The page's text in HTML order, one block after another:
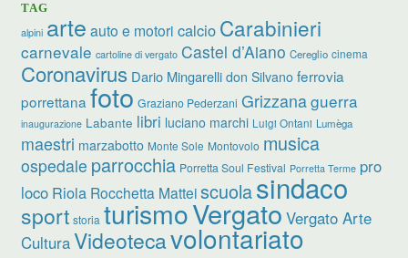
TAG
alpini arte auto e motori calcio Carabinieri
carnevale cartoline di vergato Castel d’Aiano Cereglio cinema
Coronavirus Dario Mingarelli don Silvano ferrovia
porrettana foto Graziano Pederzani Grizzanaguerra
inaugurazione Labante libri luciano marchi Luigi Ontani Lumèga
maestri marzabotto Monte Sole Montovolo musica
ospedale parrocchia Porretta Soul Festival Porretta Terme pro
loco Riola Rocchetta Matteiscuolasindaco
sport storia turismoVergato Vergato Arte
CulturaVideotecavolontariato